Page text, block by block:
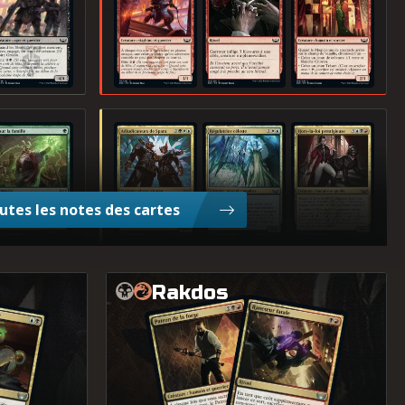
la famille Adjudicateurs de SparaRégulatrice céleste Hors-la-loi prestigieuse
les notes des cartes
Rakdos
Patron de la forge Rancœur fatale